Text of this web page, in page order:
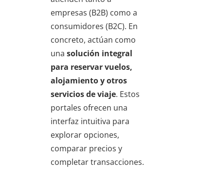
empresas (B2B) como a
consumidores (B2C). En
concreto, actúan como
una solución integral
para reservar vuelos,
alojamiento y otros
servicios de viaje. Estos
portales ofrecen una
interfaz intuitiva para
explorar opciones,
comparar precios y
completar transacciones.